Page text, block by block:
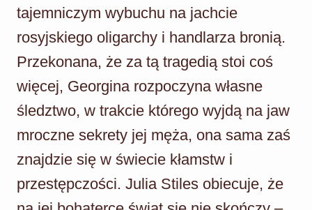
tajemniczym wybuchu na jachcie
rosyjskiego oligarchy i handlarza bronią.
Przekonana, że za tą tragedią stoi coś
więcej, Georgina rozpoczyna własne
śledztwo, w trakcie którego wyjdą na jaw
mroczne sekrety jej męża, ona sama zaś
znajdzie się w świecie kłamstw i
przestępczości. Julia Stiles obiecuje, że